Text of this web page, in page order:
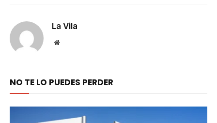
La Vila
Website
NO TE LO PUEDES PERDER